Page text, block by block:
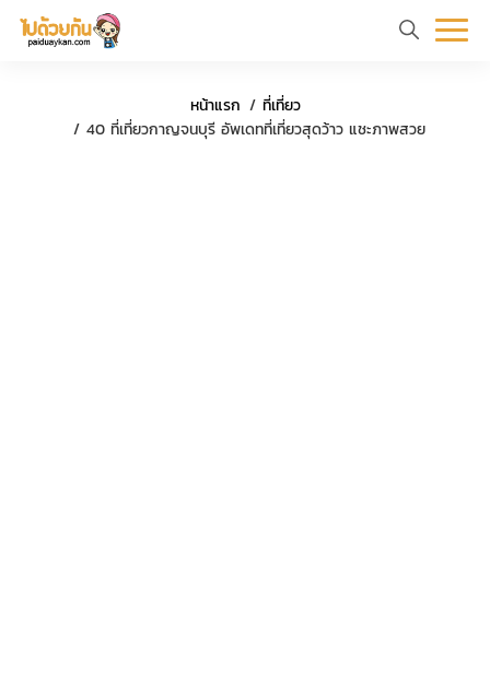
แรกท่อง เที่ยว
หน้าแรก
ที่เที่ยว
40 ที่เที่ยวกาญจนบุรี อัพเดทที่เที่ยวสุดว้าว แชะภาพสวย